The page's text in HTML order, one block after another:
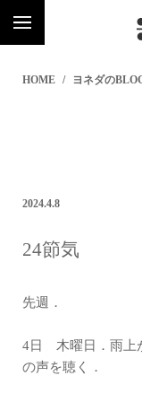
HOME ヨネダの
2024.4.8
24節気
先週．
4日 木曜日．雨上
の声を聴く．